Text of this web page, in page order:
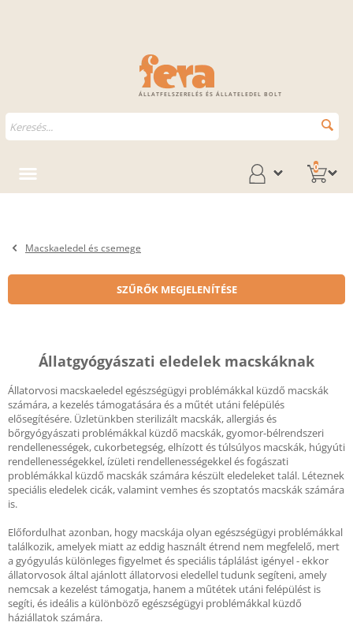
ÁLLATFELSZERELÉS ÉS ÁLLATELEDEL BOLT
0
Macskaeledel és csemege
SZŰRŐK MEGJELENÍTÉSE
Állatgyógyászati eledelek macskáknak
Állatorvosi macskaeledel egészségügyi problémákkal küzdő macskák
számára, a kezelés támogatására és a műtét utáni felépülés
elősegítésére. Üzletünkben sterilizált macskák, allergiás és
bőrgyógyászati problémákkal küzdő macskák, gyomor-bélrendszeri
rendellenességek, cukorbetegség, elhízott és túlsúlyos macskák, húgyúti
rendellenességekkel, ízületi rendellenességekkel és fogászati
problémákkal küzdő macskák számára készült eledeleket talál. Léteznek
speciális eledelek cicák, valamint vemhes és szoptatós macskák számára
is.
Előfordulhat azonban, hogy macskája olyan egészségügyi problémákkal
találkozik, amelyek miatt az eddig használt étrend nem megfelelő, mert
a gyógyulás különleges figyelmet és speciális táplálást igényel - ekkor
állatorvosok által ajánlott állatorvosi eledellel tudunk segíteni, amely
nemcsak a kezelést támogatja, hanem a műtétek utáni felépülést is
segíti, és ideális a különböző egészségügyi problémákkal küzdő
háziállatok számára.